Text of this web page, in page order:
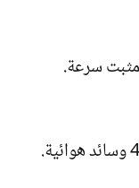
مثبت سرعة.
4 وسائد هوائية.